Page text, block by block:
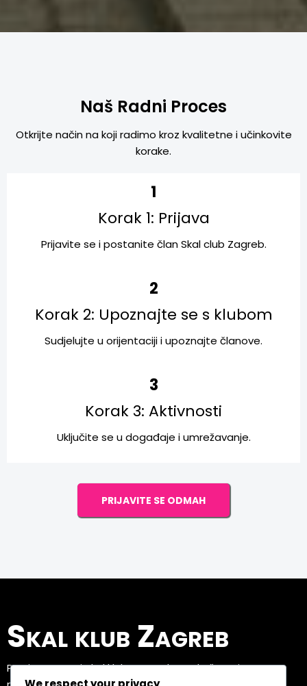
Naš Radni Proces
Otkrijte način na koji radimo kroz kvalitetne i učinkovite
korake.
1
Korak 1: Prijava
Prijavite se i postanite član Skal club Zagreb.
2
Korak 2: Upoznajte se s klubom
Sudjelujte u orijentaciji i upoznajte članove.
3
Korak 3: Aktivnosti
Uključite se u događaje i umrežavanje.
PRIJAVITE SE ODMAH
Skal klub Zagreb
Pratite novosti Skal kluba Zagreb na društvenim